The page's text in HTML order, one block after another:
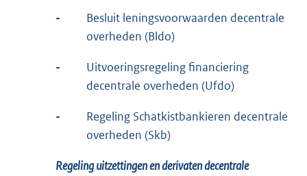
-
Besluit leningsvoorwaarden decentrale
overheden (Bldo)
-
Uitvoeringsregeling financiering
decentrale overheden (Ufdo)
-
Regeling Schatkistbankieren decentrale
overheden (Skb)
Regeling uitzettingen en derivaten decentrale